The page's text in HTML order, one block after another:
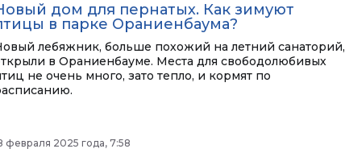
дом для пернатых. Как зимуют
в парке Ораниенбаума?
лебяжник, больше похожий на летний санаторий,
в Ораниенбауме. Места для свободолюбивых
не очень много, зато тепло, и кормят по
февраля 2025 года, 7:58